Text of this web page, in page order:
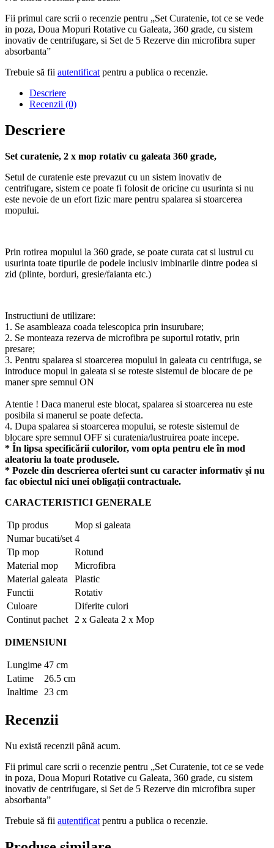
Fii primul care scrii o recenzie pentru „Set Curatenie, tot ce se vede
in poza, Doua Mopuri Rotative cu Galeata, 360 grade, cu sistem
inovativ de centrifugare, si Set de 5 Rezerve din microfibra super
absorbanta”
Trebuie să fii autentificat pentru a publica o recenzie.
Descriere
Recenzii (0)
Descriere
Set curatenie, 2 x mop rotativ cu galeata 360 grade,
Setul de curatenie este prevazut cu un sistem inovativ de
centrifugare, sistem ce poate fi folosit de oricine cu usurinta si nu
este nevoie de un efort fizic mare pentru spalarea si stoarcerea
mopului.
Prin rotirea mopului la 360 grade, se poate curata cat si lustrui cu
usurinta toate tipurile de podele inclusiv imbinarile dintre podea si
zid (plinte, borduri, gresie/faianta etc.)
Instructiuni de utilizare:
1. Se asambleaza coada telescopica prin insurubare;
2. Se monteaza rezerva de microfibra pe suportul rotativ, prin
presare;
3. Pentru spalarea si stoarcerea mopului in galeata cu centrifuga, se
introduce mopul in galeata si se roteste sistemul de blocare de pe
maner spre semnul ON
Atentie ! Daca manerul este blocat, spalarea si stoarcerea nu este
posibila si manerul se poate defecta.
4. Dupa spalarea si stoarcerea mopului, se roteste sistemul de
blocare spre semnul OFF si curatenia/lustruirea poate incepe.
* În lipsa specificării culorilor, vom opta pentru ele în mod
aleatoriu la toate produsele.
* Pozele din descrierea ofertei sunt cu caracter informativ și nu
fac obiectul nici unei obligații contractuale.
CARACTERISTICI GENERALE
Tip produs
Mop si galeata
Numar bucati/set 4
Tip mop
Rotund
Material mop
Microfibra
Material galeata
Plastic
Functii
Rotativ
Culoare
Diferite culori
Continut pachet
2 x Galeata 2 x Mop
DIMENSIUNI
Lungime 47 cm
Latime
26.5 cm
Inaltime
23 cm
Recenzii
Nu există recenzii până acum.
Fii primul care scrii o recenzie pentru „Set Curatenie, tot ce se vede
in poza, Doua Mopuri Rotative cu Galeata, 360 grade, cu sistem
inovativ de centrifugare, si Set de 5 Rezerve din microfibra super
absorbanta”
Trebuie să fii autentificat pentru a publica o recenzie.